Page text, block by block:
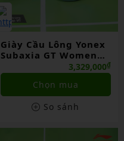
Giày Cầu Lông Yonex
Subaxia GT Women
Grayish Green Chính
Hãng
3,329,000₫
Chọn mua
So sánh